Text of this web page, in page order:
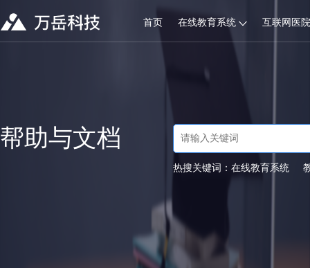
首页 在线教育系统 互联网医
帮助与文档
热搜关键词： 在线教育系统